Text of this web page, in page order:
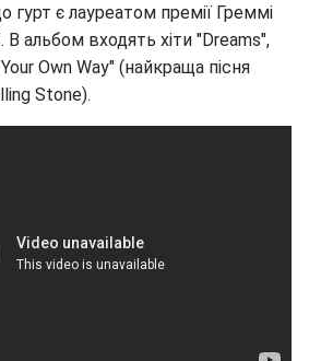
гурт є лауреатом премії Греммі
В альбом входять хіти "Dreams",
Own Way" (найкраща пісня
Stone).